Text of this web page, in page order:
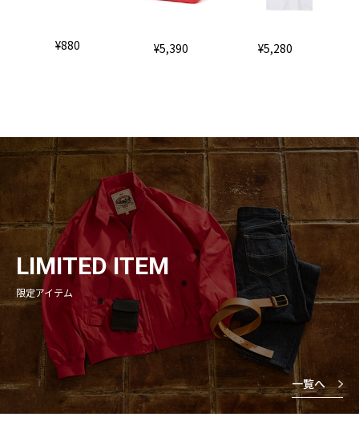
¥880 ¥5,390 ¥5,280
LIMITED ITEM
限定アイテム
一覧へ